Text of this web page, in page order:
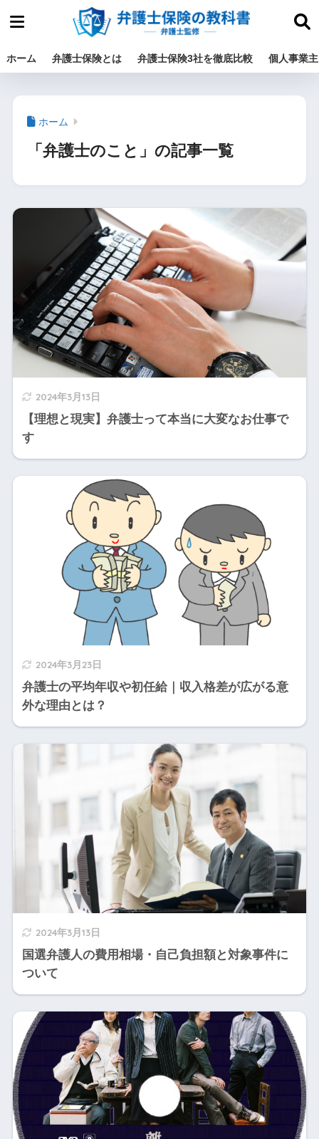
ホーム 弁護士保険とは 弁護士保険3社を徹底比較 個人事業
ホーム
「弁護士のこと」の記事一覧
2024年3月13日
【理想と現実】弁護士って本当に大変なお仕事で
す
2024年3月23日
弁護士の平均年収や初任給｜収入格差が広がる意
外な理由とは？
2024年3月13日
国選弁護人の費用相場・自己負担額と対象事件に
ついて